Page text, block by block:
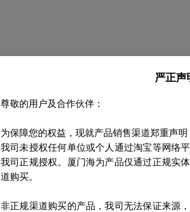
严正声
尊敬的用户及合作伙伴：
为保障您的权益，现就产品销售渠道郑重声明
我司未授权任何单位或个人通过淘宝等网络
我司正规授权。厦门海为产品仅通过正规实
道购买。
非正规渠道购买的产品，我司无法保证来源